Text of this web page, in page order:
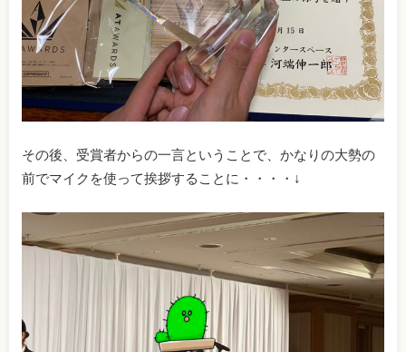
その後、受賞者からの一言ということで、かなりの大勢の
前でマイクを使って挨拶することに・・・・↓